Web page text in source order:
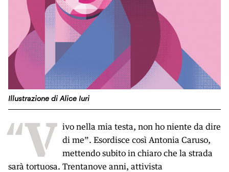
Illustrazione di Alice Iuri
“V ivo nella mia testa, non ho niente da dire
di me”. Esordisce così Antonia Caruso,
mettendo subito in chiaro che la strada
sarà tortuosa. Trentanove anni, attivista